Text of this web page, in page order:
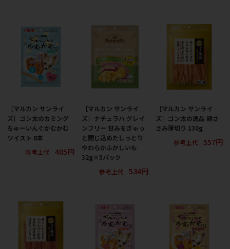
［マルカン サンライ
ズ］ゴン太のカミング
ちゅーいんぐかむかむ
ツイスト 8本
参考上代
405円
［マルカン サンライ
ズ］ナチュラハ グレイ
ンフリー 甘みをぎゅっ
と閉じ込めたしっとり
やわらかふかしいも
32g×5パック
参考上代
534円
［マルカン サンライ
ズ］ゴン太の逸品 鶏さ
さみ薄切り 130g
参考上代
557円